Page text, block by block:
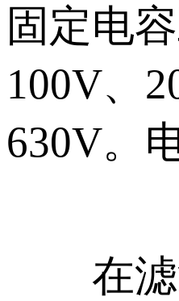
固定电
100V、
630V。
在滤波